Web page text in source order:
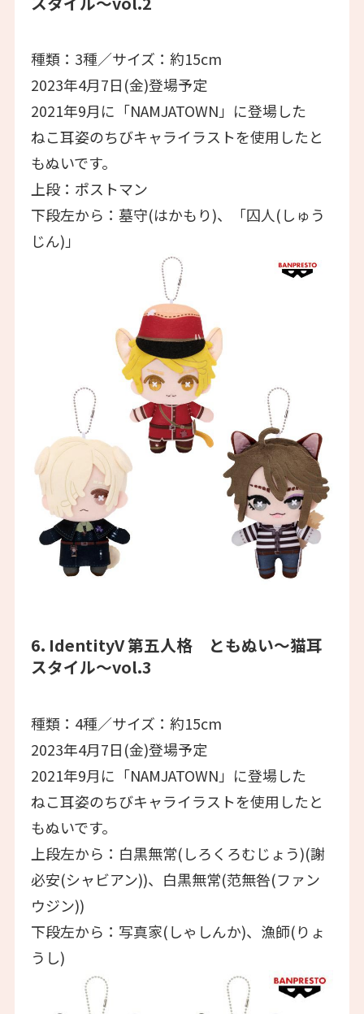
種類：3種／サイズ：約15cm
2023年4月7日(金)登場予定
2021年9月に「NAMJATOWN」に登場した
ねこ耳姿のちびキャライラストを使用したと
もぬいです。
上段：ポストマン
下段左から：墓守(はかもり)、「囚人(しゅう
じん)」
6. IdentityV 第五人格 ともぬい～猫耳
スタイル～vol.3
種類：4種／サイズ：約15cm
2023年4月7日(金)登場予定
2021年9月に「NAMJATOWN」に登場した
ねこ耳姿のちびキャライラストを使用したと
もぬいです。
上段左から：白黒無常(しろくろむじょう)(謝
必安(シャビアン))、白黒無常(范無咎(ファン
ウジン))
下段左から：写真家(しゃしんか)、漁師(りょ
うし)